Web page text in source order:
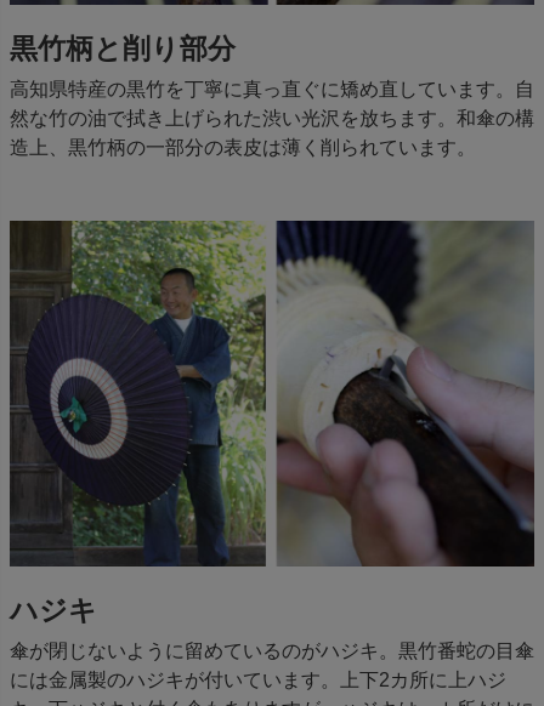
黒竹柄と削り部分
高知県特産の黒竹を丁寧に真っ直ぐに矯め直しています。自
然な竹の油で拭き上げられた渋い光沢を放ちます。和傘の構
造上、黒竹柄の一部分の表皮は薄く削られています。
ハジキ
傘が閉じないように留めているのがハジキ。黒竹番蛇の目傘
には金属製のハジキが付いています。上下2カ所に上ハジ